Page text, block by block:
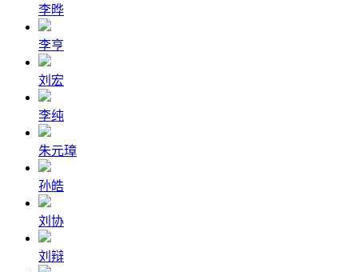
李晔
李亨
刘宏
李纯
朱元璋
孙皓
刘协
刘辩